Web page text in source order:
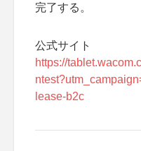
完了する。
公式サイト
https://
lease-b2c